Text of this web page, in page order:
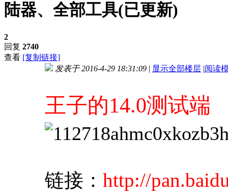
陆器、全部工具(已更新)
2
回复 2740
查看 [复制链接]
发表于 2016-4-29 18:31:09 | 显示全部楼层 |阅读
王子的14.0测试端
链接： http://